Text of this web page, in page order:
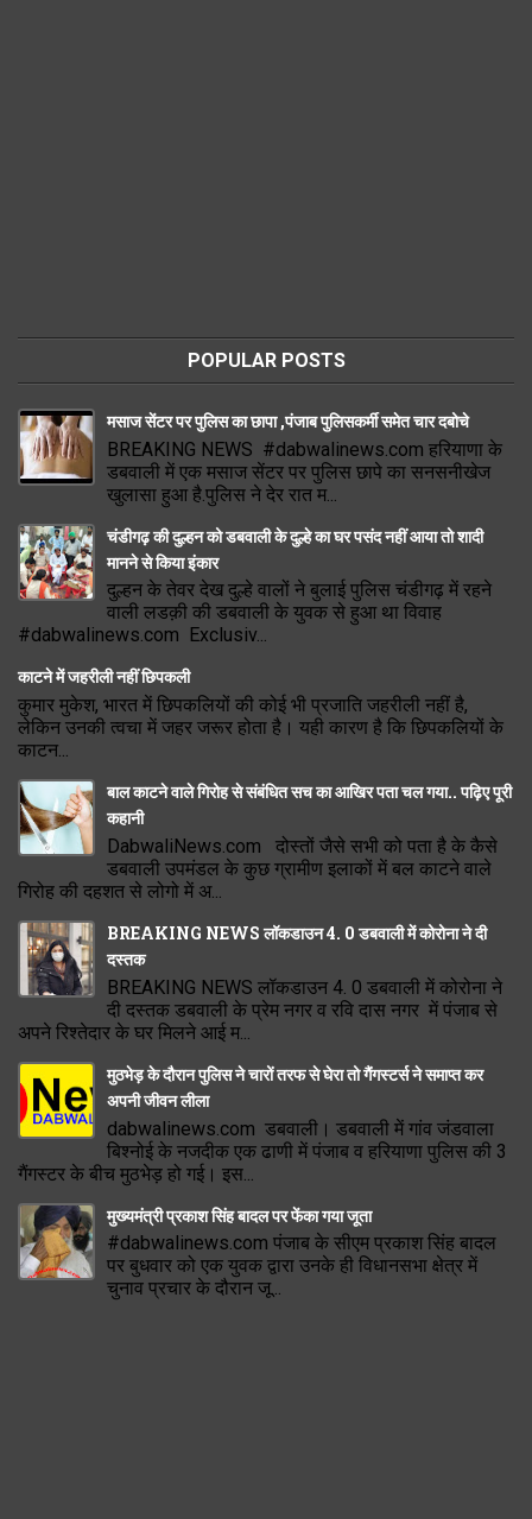
POPULAR POSTS
मसाज सेंटर पर पुलिस का छापा ,पंजाब पुलिसकर्मी समेत चार दबोचे
BREAKING NEWS #dabwalinews.com हरियाणा के
डबवाली में एक मसाज सेंटर पर पुलिस छापे का सनसनीखेज
खुलासा हुआ है.पुलिस ने देर रात म...
चंडीगढ़ की दुल्हन को डबवाली के दुल्हे का घर पसंद नहीं आया तो शादी
मानने से किया इंकार
दुल्हन के तेवर देख दुल्हे वालों ने बुलाई पुलिस चंडीगढ़ में रहने
वाली लडक़ी की डबवाली के युवक से हुआ था विवाह
#dabwalinews.com Exclusiv...
काटने में जहरीली नहीं छिपकली
कुमार मुकेश, भारत में छिपकलियों की कोई भी प्रजाति जहरीली नहीं है,
लेकिन उनकी त्वचा में जहर जरूर होता है। यही कारण है कि छिपकलियों के
काटन...
बाल काटने वाले गिरोह से संबंधित सच का आखिर पता चल गया.. पढ़िए पूरी
कहानी
DabwaliNews.com दोस्तों जैसे सभी को पता है के कैसे
डबवाली उपमंडल के कुछ ग्रामीण इलाकों में बल काटने वाले
गिरोह की दहशत से लोगो में अ...
BREAKING NEWS लॉकडाउन 4. 0 डबवाली में कोरोना ने दी
दस्तक
BREAKING NEWS लॉकडाउन 4. 0 डबवाली में कोरोना ने
दी दस्तक डबवाली के प्रेम नगर व रवि दास नगर में पंजाब से
अपने रिश्तेदार के घर मिलने आई म...
मुठभेड़ के दौरान पुलिस ने चारों तरफ से घेरा तो गैंगस्टर्स ने समाप्त कर
अपनी जीवन लीला
dabwalinews.com डबवाली। डबवाली में गांव जंडवाला
बिश्नोई के नजदीक एक ढाणी में पंजाब व हरियाणा पुलिस की 3
गैंगस्टर के बीच मुठभेड़ हो गई। इस...
मुख्यमंत्री प्रकाश सिंह बादल पर फेंका गया जूता
#dabwalinews.com पंजाब के सीएम प्रकाश सिंह बादल
पर बुधवार को एक युवक द्वारा उनके ही विधानसभा क्षेत्र में
चुनाव प्रचार के दौरान जू...